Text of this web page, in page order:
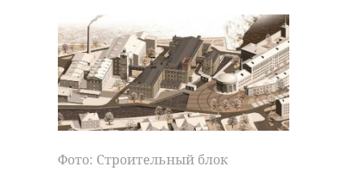
Фото: Строительный блок